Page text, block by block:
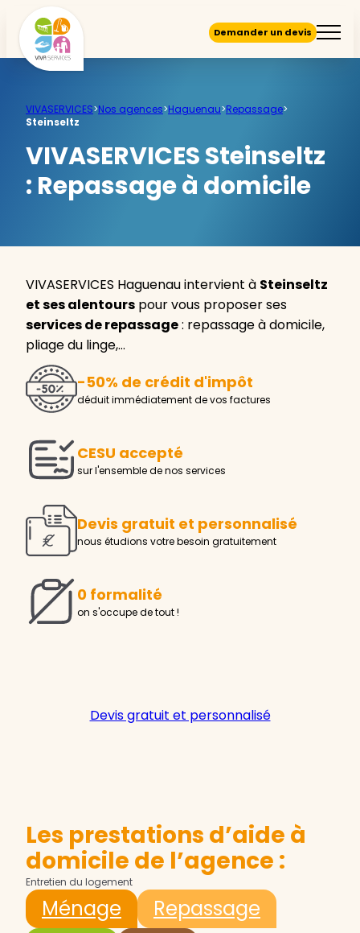
Demander un devis
VIVASERVICES>Nos agences>Haguenau>Repassage>
Steinseltz
VIVASERVICES Steinseltz
: Repassage à domicile
VIVASERVICES Haguenau intervient à Steinseltz
et ses alentours pour vous proposer ses
services de repassage: repassage à domicile,
pliage du linge,…
-50% de crédit d'impôt
déduit immédiatement de vos factures
CESU accepté
sur l'ensemble de nos services
Devis gratuit et personnalisé
nous étudions votre besoin gratuitement
0 formalité
on s'occupe de tout !
Devis gratuit et personnalisé
Les prestations d’aide à
domicile de l’agence :
Entretien du logement
Ménage
Repassage